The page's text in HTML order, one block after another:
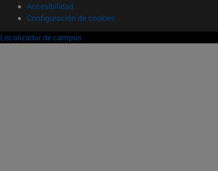
Accesibilidad
Configuración de cookies
Localizador de campus